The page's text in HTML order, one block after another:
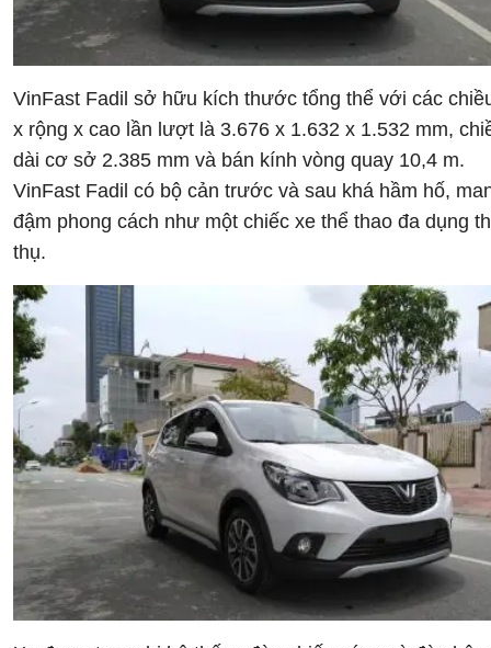
VinFast Fadil sở hữu kích thước tổng thể với các
x rộng x cao lần lượt là 3.676 x 1.632 x 1.532 mm,
dài cơ sở 2.385 mm và bán kính vòng quay 10,4 m.
VinFast Fadil có bộ cản trước và sau khá hầm hố,
đậm phong cách như một chiếc xe thể thao đa dụng
thụ.